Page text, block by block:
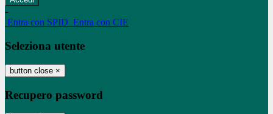
-
Entra con SPID Entra con CIE
Seleziona utente
button close ×
Recupero password